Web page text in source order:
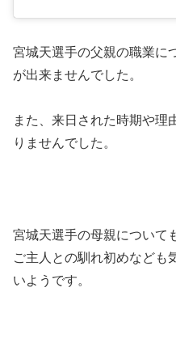
宮城天選手の父親の職業に
が出来ませんでした。
また、来日された時期や理
りませんでした。
宮城天選手の母親について
ご主人との馴れ初めなども
いようです。